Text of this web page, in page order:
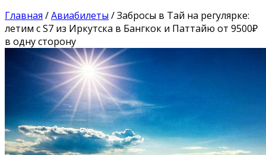
Главная /Авиабилеты /Забросы в Тай на регулярке:
летим с S7 из Иркутска в Бангкок и Паттайю от 9500₽
в одну сторону